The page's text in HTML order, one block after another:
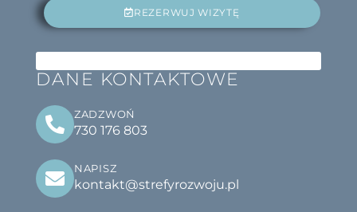
REZERWUJ WIZYTĘ
DANE KONTAKTOWE
ZADZWOŃ
730 176 803
NAPISZ
kontakt@strefyrozwoju.pl